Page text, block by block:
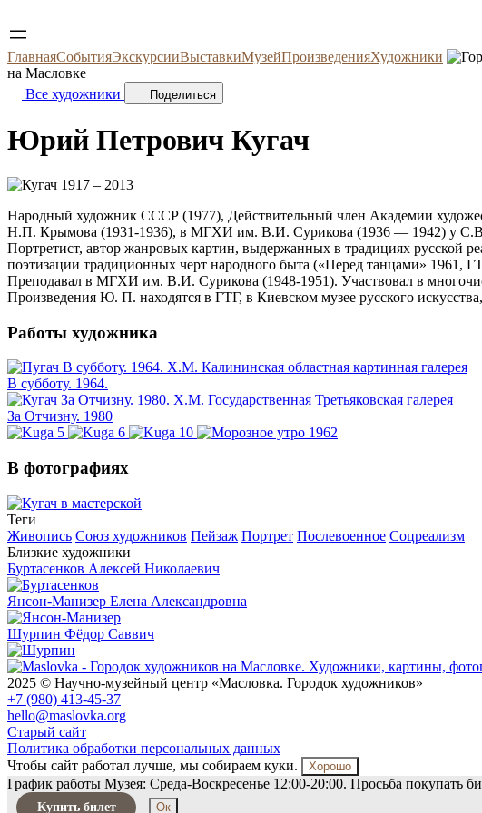
ГлавнаяСобытияЭкскурсииВыставкиМузейПроизведенияХудожники
на Масловке
Все художники
Поделиться
Юрий Петрович Кугач
1917 – 2013
Народный художник СССР (1977), Действительный член Академии
Н.П. Крымова (1931-1936), в МГХИ им. В.И. Сурикова (1936 — 1942) у С.В.
Портретист, автор жанровых картин, выдержанных в традициях русской
поэтизации традиционных черт народного быта («Перед танцами» 1961,
Преподавал в МГХИ им. В.И. Сурикова (1948-1951). Участвовал в
Произведения Ю. П. находятся в ГТГ, в Киевском музее русского
Работы художника
В субботу. 1964.
За Отчизну. 1980
В фотографиях
Теги
Живопись Союз художников Пейзаж Портрет Послевоенное Соцреализм
Близкие художники
Буртасенков Алексей Николаевич
Янсон-Манизер Елена Александровна
Шурпин Фёдор Саввич
2025 © Научно-музейный центр «Масловка. Городок художников»
+7 (980) 413-45-37
hello@maslovka.org
Старый сайт
Политика обработки персональных данных
Чтобы сайт работал лучше, мы собираем куки.
Хорошо
График работы Музея: Среда-Воскресенье 12:00-20:00. Просьба покупать
Купить билет Ок